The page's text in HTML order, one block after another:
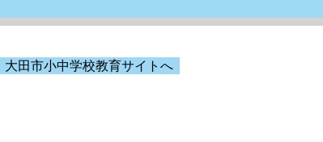
大田市小中学校教育サイトへ